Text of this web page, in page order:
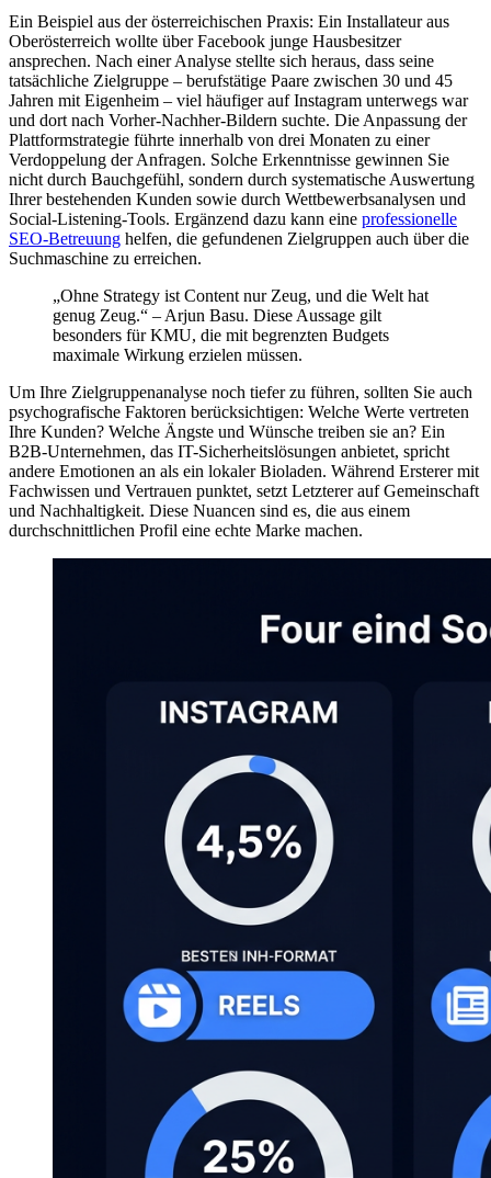
Ein Beispiel aus der österreichischen Praxis: Ein Installateur aus
Oberösterreich wollte über Facebook junge Hausbesitzer
ansprechen. Nach einer Analyse stellte sich heraus, dass seine
tatsächliche Zielgruppe – berufstätige Paare zwischen 30 und 45
Jahren mit Eigenheim – viel häufiger auf Instagram unterwegs war
und dort nach Vorher-Nachher-Bildern suchte. Die Anpassung der
Plattformstrategie führte innerhalb von drei Monaten zu einer
Verdoppelung der Anfragen. Solche Erkenntnisse gewinnen Sie
nicht durch Bauchgefühl, sondern durch systematische Auswertung
Ihrer bestehenden Kunden sowie durch Wettbewerbsanalysen und
Social-Listening-Tools. Ergänzend dazu kann eine professionelle
SEO-Betreuung helfen, die gefundenen Zielgruppen auch über die
Suchmaschine zu erreichen.
„Ohne Strategy ist Content nur Zeug, und die Welt hat
genug Zeug.“ – Arjun Basu. Diese Aussage gilt
besonders für KMU, die mit begrenzten Budgets
maximale Wirkung erzielen müssen.
Um Ihre Zielgruppenanalyse noch tiefer zu führen, sollten Sie auch
psychografische Faktoren berücksichtigen: Welche Werte vertreten
Ihre Kunden? Welche Ängste und Wünsche treiben sie an? Ein
B2B-Unternehmen, das IT-Sicherheitslösungen anbietet, spricht
andere Emotionen an als ein lokaler Bioladen. Während Ersterer mit
Fachwissen und Vertrauen punktet, setzt Letzterer auf Gemeinschaft
und Nachhaltigkeit. Diese Nuancen sind es, die aus einem
durchschnittlichen Profil eine echte Marke machen.